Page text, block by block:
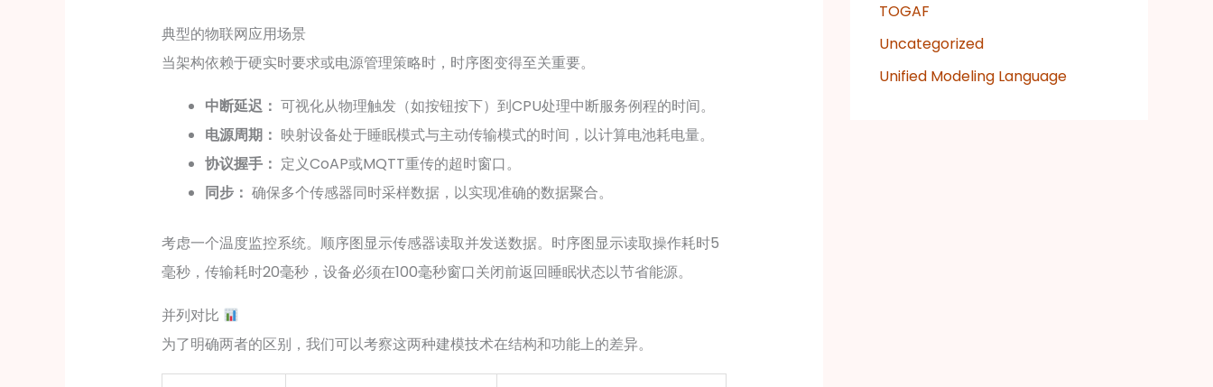
典型的物联网应用场景
当架构依赖于硬实时要求或电源管理策略时，时序图变得至关重要。
中断延迟： 可视化从物理触发（如按钮按下）到CPU处理中断服务例程的时间。
电源周期： 映射设备处于睡眠模式与主动传输模式的时间，以计算电池耗电量。
协议握手： 定义CoAP或MQTT重传的超时窗口。
同步： 确保多个传感器同时采样数据，以实现准确的数据聚合。
考虑一个温度监控系统。顺序图显示传感器读取并发送数据。时序图显示读取操作耗时5
毫秒，传输耗时20毫秒，设备必须在100毫秒窗口关闭前返回睡眠状态以节省能源。
并列对比
为了明确两者的区别，我们可以考察这两种建模技术在结构和功能上的差异。
TOGAF
Uncategorized
Unified Modeling Language